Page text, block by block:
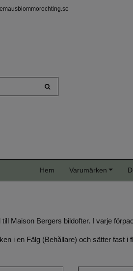
Hem Varumärken
till Maison Bergers bildofter. I varje
i en Fälg (Behållare) och sätter fast i